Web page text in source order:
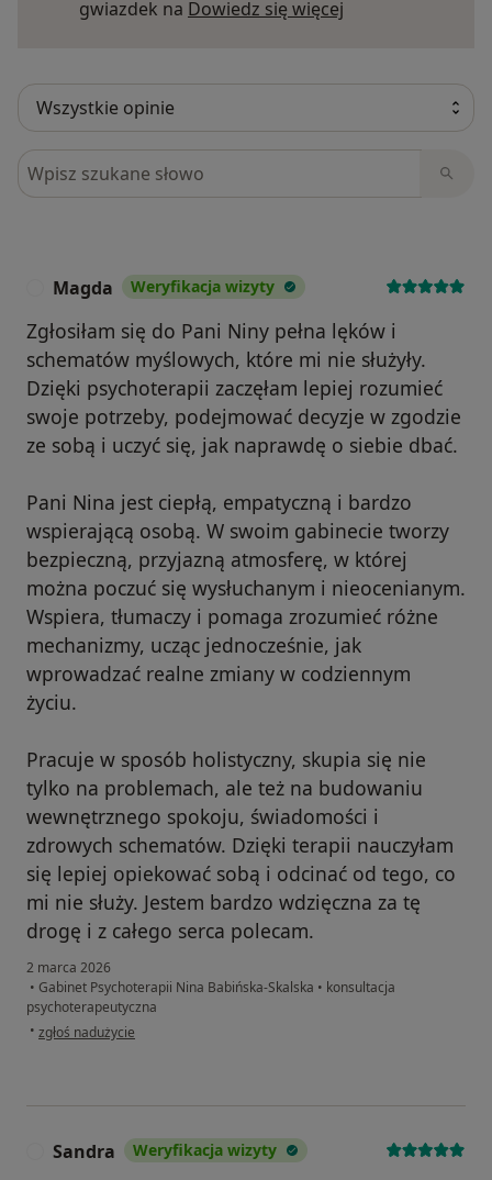
gwiazdek na Dowiedz się więcej
Szukaj w opiniach
Magda Weryfikacja wizyty
Zgłosiłam się do Pani Niny pełna lęków i
schematów myślowych, które mi nie służyły.
Dzięki psychoterapii zaczęłam lepiej rozumieć
swoje potrzeby, podejmować decyzje w zgodzie
ze sobą i uczyć się, jak naprawdę o siebie dbać.
Pani Nina jest ciepłą, empatyczną i bardzo
wspierającą osobą. W swoim gabinecie tworzy
bezpieczną, przyjazną atmosferę, w której
można poczuć się wysłuchanym i nieocenianym.
Wspiera, tłumaczy i pomaga zrozumieć różne
mechanizmy, ucząc jednocześnie, jak
wprowadzać realne zmiany w codziennym
życiu.
Pracuje w sposób holistyczny, skupia się nie
tylko na problemach, ale też na budowaniu
wewnętrznego spokoju, świadomości i
zdrowych schematów. Dzięki terapii nauczyłam
się lepiej opiekować sobą i odcinać od tego, co
mi nie służy. Jestem bardzo wdzięczna za tę
drogę i z całego serca polecam.
2 marca 2026
• Gabinet Psychoterapii Nina Babińska-Skalska • konsultacja
psychoterapeutyczna
• w opinii użytkownika Magda
zgłoś nadużycie
Sandra Weryfikacja wizyty